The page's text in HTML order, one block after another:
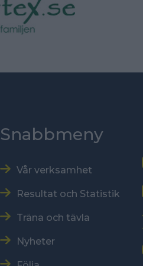
Snabbmeny
Vår verksamhet
Resultat och Statistik
Träna och tävla
Nyheter